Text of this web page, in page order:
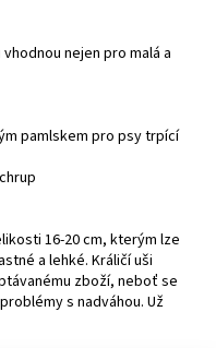
nejen pro malá a
pamlskem pro psy trpící
16-20 cm, kterým lze
a lehké. Králičí uši
zboží, neboť se
s nadváhou. Už